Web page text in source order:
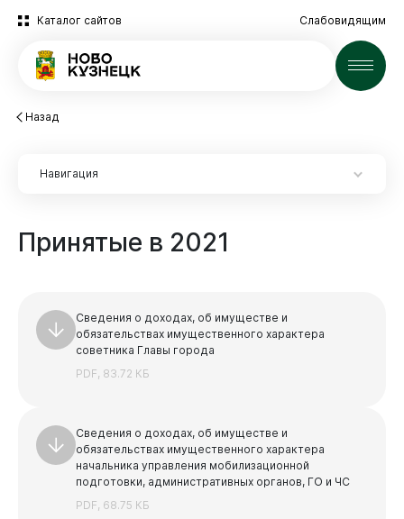
Каталог сайтов Слабовидящим
Новости
Администрация
Назад
Принятые в 2021
Навигация
Экспертиза НПА
2025 год
Архив
Противодействие коррупции
Противодействие коррупции
Нормативные правовые акты
Сведения о доходах, расходах, об имуществе и
Среднемесячная заработная плата
Учреждения, подведомственные администрации
города Новокузнецка
Финансы
Сведения о доходах, об имуществе и
обязательствах имущественного характера
советника Главы города
PDF, 83.72 КБ
Сведения о доходах, об имуществе и
обязательствах имущественного характера
начальника управления мобилизационной
подготовки, административных органов, ГО и ЧС
PDF, 68.75 КБ